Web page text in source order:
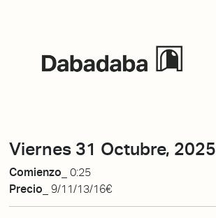
Viernes 31 Octubre, 2025
Comienzo_ 0:25
Precio_ 9/11/13/16€